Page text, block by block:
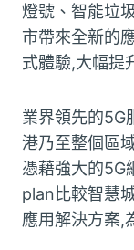
燈號、智能垃
市帶來全新的
式體驗,大幅提
業界領先的5G
港乃至整個區
憑藉強大的5G
plan比較智慧
應用解決方案,